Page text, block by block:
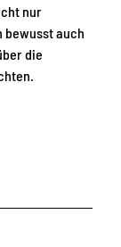
nur
bewusst auch
die